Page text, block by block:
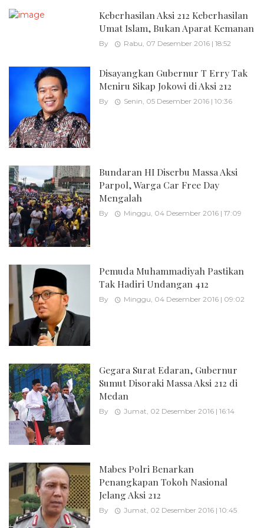
Keberhasilan Aksi 212 Keberhasilan
Umat Islam, Bukan Aparat Kemanan
By Rabu, 07 Desember 2016 | 18:52
Disayangkan Gubernur T Erry Tak
Meniru Sikap Jokowi di Aksi 212
By Senin, 05 Desember 2016 | 10:36
Bundaran HI Diserbu Massa Aksi
Parpol, Warga Car Free Day
Mengalah
By Minggu, 04 Desember 2016 | 17:09
Pemuda Muhammadiyah Pastikan
Tak Hadiri Undangan 412
By Minggu, 04 Desember 2016 | 09:02
Gegara Surat Edaran, Gubernur
Sumut Disoraki Massa Aksi 212 di
Medan
By Jumat, 02 Desember 2016 | 16:14
Mabes Polri Benarkan
Penangkapan Tokoh Nasional
Jelang Aksi 212
By Jumat, 02 Desember 2016 | 10:45